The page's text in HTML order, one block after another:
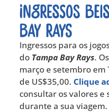
Ingressos
Bay Rays
Ingressos para os
do Tampa Bay Rays.
março e setembro em
de US$35,00. Clique
consultar os valores
durante a sua viagem.